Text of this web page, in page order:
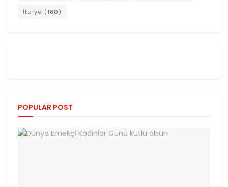
İtalya (180)
POPULAR POST